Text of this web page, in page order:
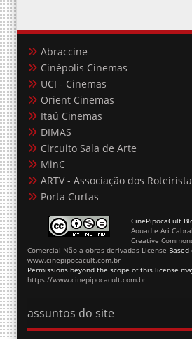
Abraccine
Cinépolis Cinemas
UCI - Cinemas
Orient Cinemas
Itaú Cinemas
DIMAS
Circuito Sala de Arte
MinC
ARTV - Associação dos
Porta Curtas
CinePipocaCult
Aouad e Ari Cabral
Creative
Comercial-Não a obras derivadas License
www.cinepipocacult.com.br
Permissions beyond the scope of this license
https://www.cinepipocacult.com.br
assuntos do site